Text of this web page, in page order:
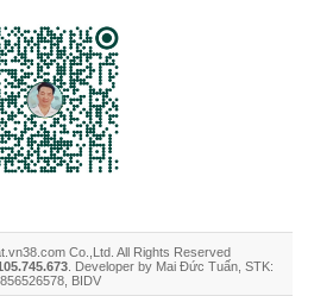
Co.,Ltd. All Rights Reserved
. Developer by Mai Đức Tuấn, STK:
BIDV